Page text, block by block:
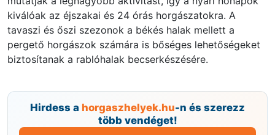
kiválóak az éjszakai és 24 órás horgászatokra. A
tavaszi és őszi szezonok a békés halak mellett a
pergető horgászok számára is bőséges lehetőségeket
biztosítanak a rablóhalak becserkészésére.
Hirdess a horgaszhelyek.hu-n és szerezz
több vendéget!